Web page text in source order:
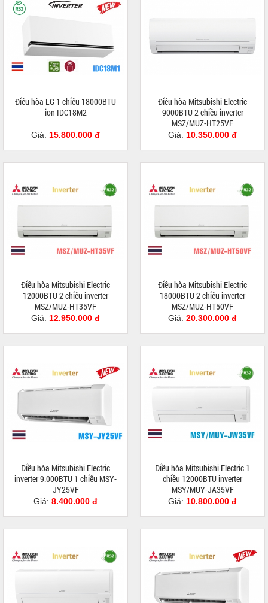
Điều hòa LG 1 chiều 18000BTU
ion IDC18M2
Giá: 15.800.000 đ
Điều hòa Mitsubishi Electric
9000BTU 2 chiều inverter
MSZ/MUZ-HT25VF
Giá: 10.350.000 đ
Điều hòa Mitsubishi Electric
12000BTU 2 chiều inverter
MSZ/MUZ-HT35VF
Giá: 12.950.000 đ
Điều hòa Mitsubishi Electric
18000BTU 2 chiều inverter
MSZ/MUZ-HT50VF
Giá: 20.300.000 đ
Điều hòa Mitsubishi Electric
inverter 9.000BTU 1 chiều MSY-
JY25VF
Giá: 8.400.000 đ
Điều hòa Mitsubishi Electric 1
chiều 12000BTU inverter
MSY/MUY-JA35VF
Giá: 10.800.000 đ